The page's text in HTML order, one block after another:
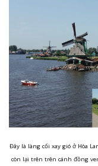
Đây là làng cối xay gió ở Hòa
còn lại trên trên cánh đồng